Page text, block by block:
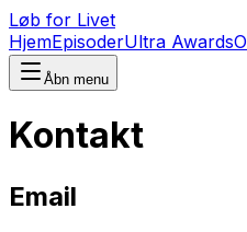
Løb for Livet
HjemEpisoderUltra Awards
Åbn menu
Kontakt
Email